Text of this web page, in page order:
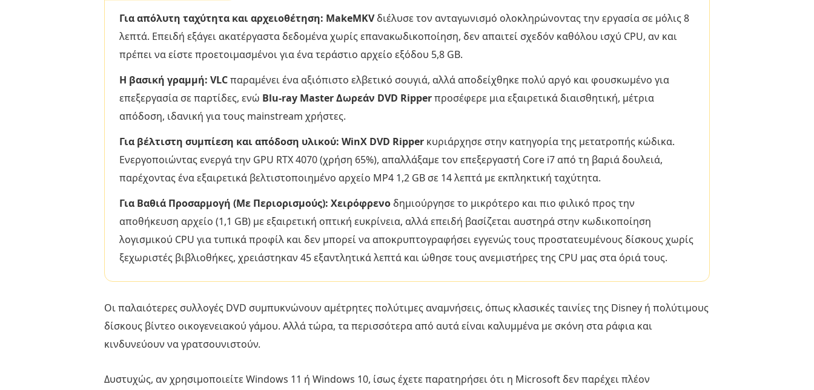
Για απόλυτη ταχύτητα και αρχειοθέτηση: MakeMKVδιέλυσε τον ανταγωνισμό ολοκληρώνοντας την εργασία σε μόλις 8
λεπτά. Επειδή εξάγει ακατέργαστα δεδομένα χωρίς επανακωδικοποίηση, δεν απαιτεί σχεδόν καθόλου ισχύ CPU, αν και
πρέπει να είστε προετοιμασμένοι για ένα τεράστιο αρχείο εξόδου 5,8 GB.
Η βασική γραμμή: VLCπαραμένει ένα αξιόπιστο ελβετικό σουγιά, αλλά αποδείχθηκε πολύ αργό και φουσκωμένο για
επεξεργασία σε παρτίδες, ενώ Blu-ray Master Δωρεάν DVD Ripperπροσέφερε μια εξαιρετικά διαισθητική, μέτρια
απόδοση, ιδανική για τους mainstream χρήστες.
Για βέλτιστη συμπίεση και απόδοση υλικού: WinX DVD Ripper κυριάρχησε στην κατηγορία της μετατροπής κώδικα.
Ενεργοποιώντας ενεργά την GPU RTX 4070 (χρήση 65%), απαλλάξαμε τον επεξεργαστή Core i7 από τη βαριά δουλειά,
παρέχοντας ένα εξαιρετικά βελτιστοποιημένο αρχείο MP4 1,2 GB σε 14 λεπτά με εκπληκτική ταχύτητα.
Για Βαθιά Προσαρμογή (Με Περιορισμούς): Χειρόφρενο δημιούργησε το μικρότερο και πιο φιλικό προς την
αποθήκευση αρχείο (1,1 GB) με εξαιρετική οπτική ευκρίνεια, αλλά επειδή βασίζεται αυστηρά στην κωδικοποίηση
λογισμικού CPU για τυπικά προφίλ και δεν μπορεί να αποκρυπτογραφήσει εγγενώς τους προστατευμένους δίσκους χωρίς
ξεχωριστές βιβλιοθήκες, χρειάστηκαν 45 εξαντλητικά λεπτά και ώθησε τους ανεμιστήρες της CPU μας στα όριά τους.
Οι παλαιότερες συλλογές DVD συμπυκνώνουν αμέτρητες πολύτιμες αναμνήσεις, όπως κλασικές ταινίες της Disney ή πολύτιμους
δίσκους βίντεο οικογενειακού γάμου. Αλλά τώρα, τα περισσότερα από αυτά είναι καλυμμένα με σκόνη στα ράφια και
κινδυνεύουν να γρατσουνιστούν.
Δυστυχώς, αν χρησιμοποιείτε Windows 11 ή Windows 10, ίσως έχετε παρατηρήσει ότι η Microsoft δεν παρέχει πλέον